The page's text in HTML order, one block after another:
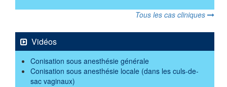
Tous les cas cliniques
Vidéos
Conisation sous anesthésie générale
Conisation sous anesthésie locale (dans les culs-de-
sac vaginaux)